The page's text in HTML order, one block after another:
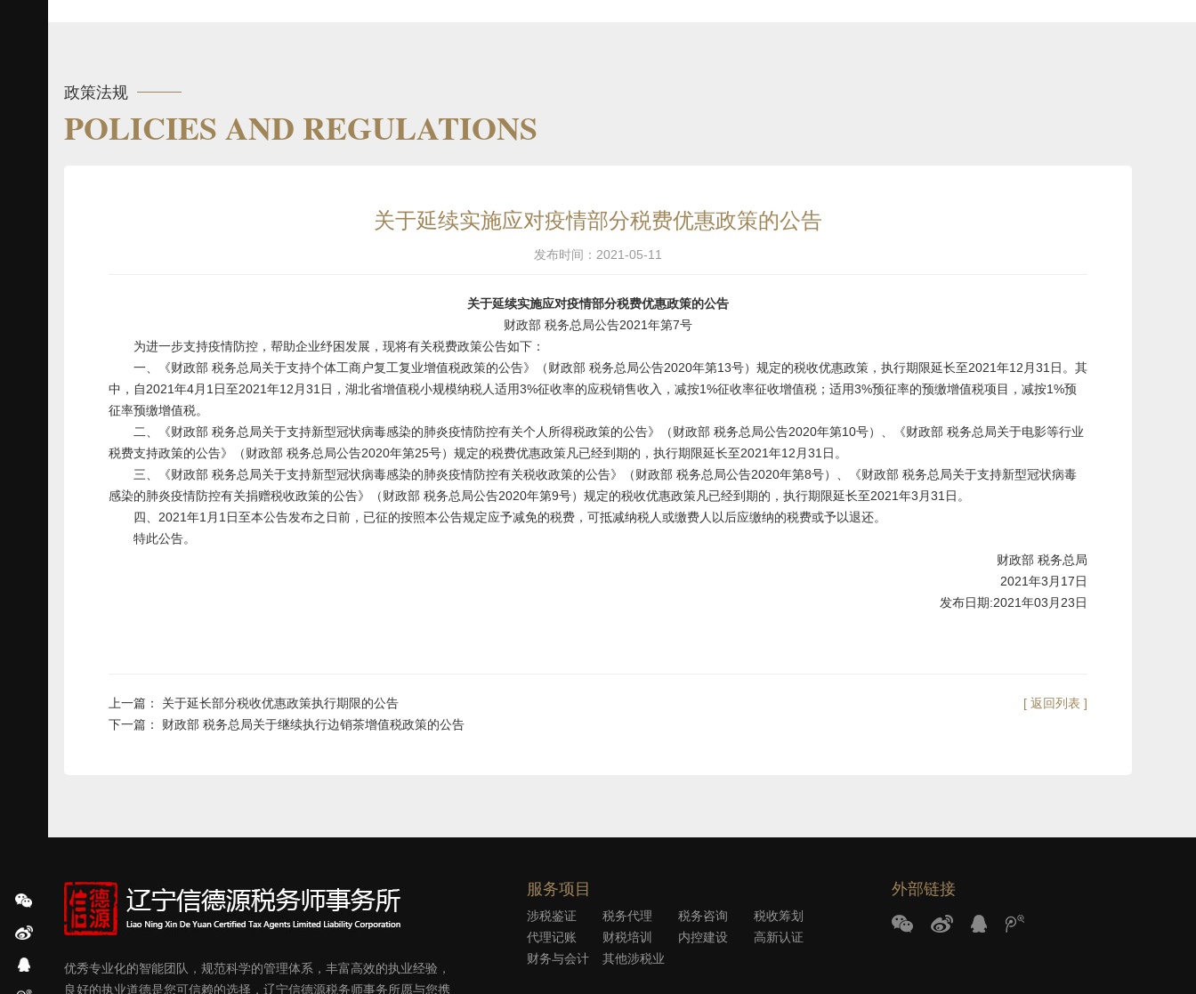
政策法规
POLICIES AND REGULATIONS
关于延续实施应对疫情部分税费优惠政策的公告
发布时间：2021-05-11
关于延续实施应对疫情部分税费优惠政策的公告
财政部 税务总局公告2021年第7号
为进一步支持疫情防控，帮助企业纾困发展，现将有关税费政策公告如下：
一、《财政部 税务总局关于支持个体工商户复工复业增值税政策的公告》（财政部 税务总局公告2020年第13号）规定的税收优惠政策，执行期限延长至2021年12月31日。其
中，自2021年4月1日至2021年12月31日，湖北省增值税小规模纳税人适用3%征收率的应税销售收入，减按1%征收率征收增值税；适用3%预征率的预缴增值税项目，减按1%预
征率预缴增值税。
二、《财政部 税务总局关于支持新型冠状病毒感染的肺炎疫情防控有关个人所得税政策的公告》（财政部 税务总局公告2020年第10号）、《财政部 税务总局关于电影等行业
税费支持政策的公告》（财政部 税务总局公告2020年第25号）规定的税费优惠政策凡已经到期的，执行期限延长至2021年12月31日。
三、《财政部 税务总局关于支持新型冠状病毒感染的肺炎疫情防控有关税收政策的公告》（财政部 税务总局公告2020年第8号）、《财政部 税务总局关于支持新型冠状病毒
感染的肺炎疫情防控有关捐赠税收政策的公告》（财政部 税务总局公告2020年第9号）规定的税收优惠政策凡已经到期的，执行期限延长至2021年3月31日。
四、2021年1月1日至本公告发布之日前，已征的按照本公告规定应予减免的税费，可抵减纳税人或缴费人以后应缴纳的税费或予以退还。
特此公告。
财政部 税务总局
2021年3月17日
发布日期:2021年03月23日
上一篇： 关于延长部分税收优惠政策执行期限的公告
下一篇： 财政部 税务总局关于继续执行边销茶增值税政策的公告
[ 返回列表 ]
优秀专业化的智能团队，规范科学的管理体系，丰富高效的执业经验，
良好的执业道德是您可信赖的选择，辽宁信德源税务师事务所愿与您携
服务项目
涉税鉴证 税务代理 税务咨询
税收筹划
代理记账
财税培训 内控建设
高新认证
财务与会计
其他涉税业
外部链接